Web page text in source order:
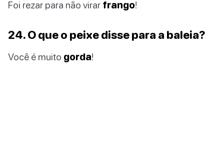
Foi rezar para não virar frango!
24. O que o peixe disse para a baleia?
Você é muito gorda!